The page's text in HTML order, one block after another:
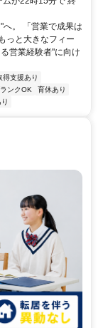
。 「営業で成果は
っと大きなフィー
営業経験者"に向け
得支援あり
ンクOK
育休あり